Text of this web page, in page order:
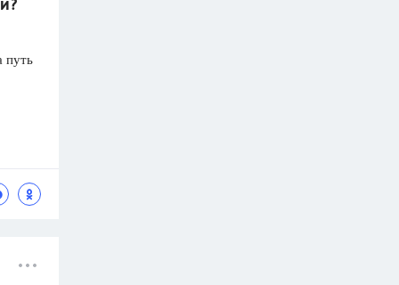
путь